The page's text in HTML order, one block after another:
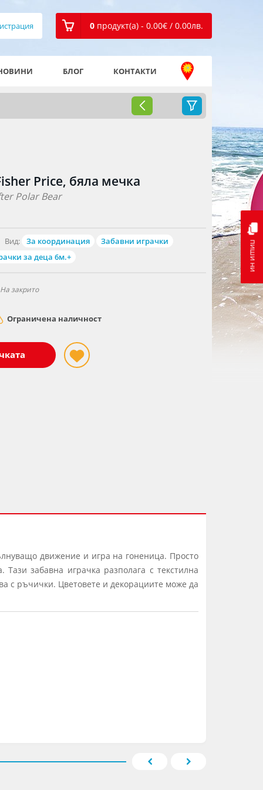
0 продукт(а) - 0.00€ / 0.00лв.
пиши ни
БЛОГ КОНТАКТИ
Price, бяла мечка
Polar Bear
Вид: За координация
Забавни играчки
за деца 6м.+
На закрито
Ограничена наличност
движение и игра на гоненица. Просто
забавна играчка разполага с текстилна
с ръчички. Цветовете и декорациите може да